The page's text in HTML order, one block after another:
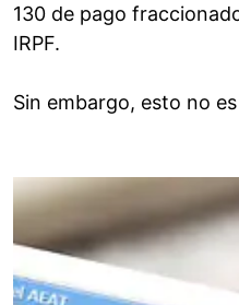
130 de pago
IRPF.
Sin embargo, esto no